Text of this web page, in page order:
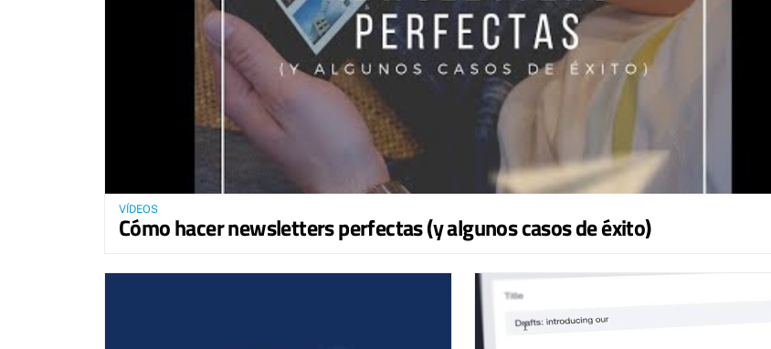
VÍDEOS
Cómo hacer newsletters perfectas (y algunos casos de éxito)